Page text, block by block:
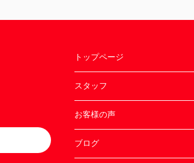
トップページ
スタッフ
お客様の声
ブログ